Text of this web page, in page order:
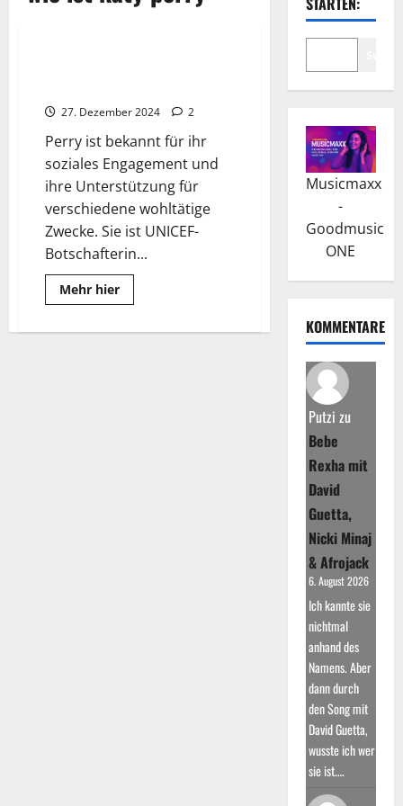
27. Dezember 2024 2
Perry ist bekannt für ihr
soziales Engagement und
ihre Unterstützung für
verschiedene wohltätige
Zwecke. Sie ist UNICEF-
Botschafterin...
Mehr hierRead
more
Perry:
Musicmaxx
-
Goodmusic
ONE
KOMMENTARE
Putzi zu
Bebe
Rexha mit
David
Guetta,
Nicki Minaj
& Afrojack
6. August 2026
Ich kannte sie
nichtmal
anhand des
Namens. Aber
dann durch
den Song mit
David Guetta,
wusste ich wer
sie ist.…